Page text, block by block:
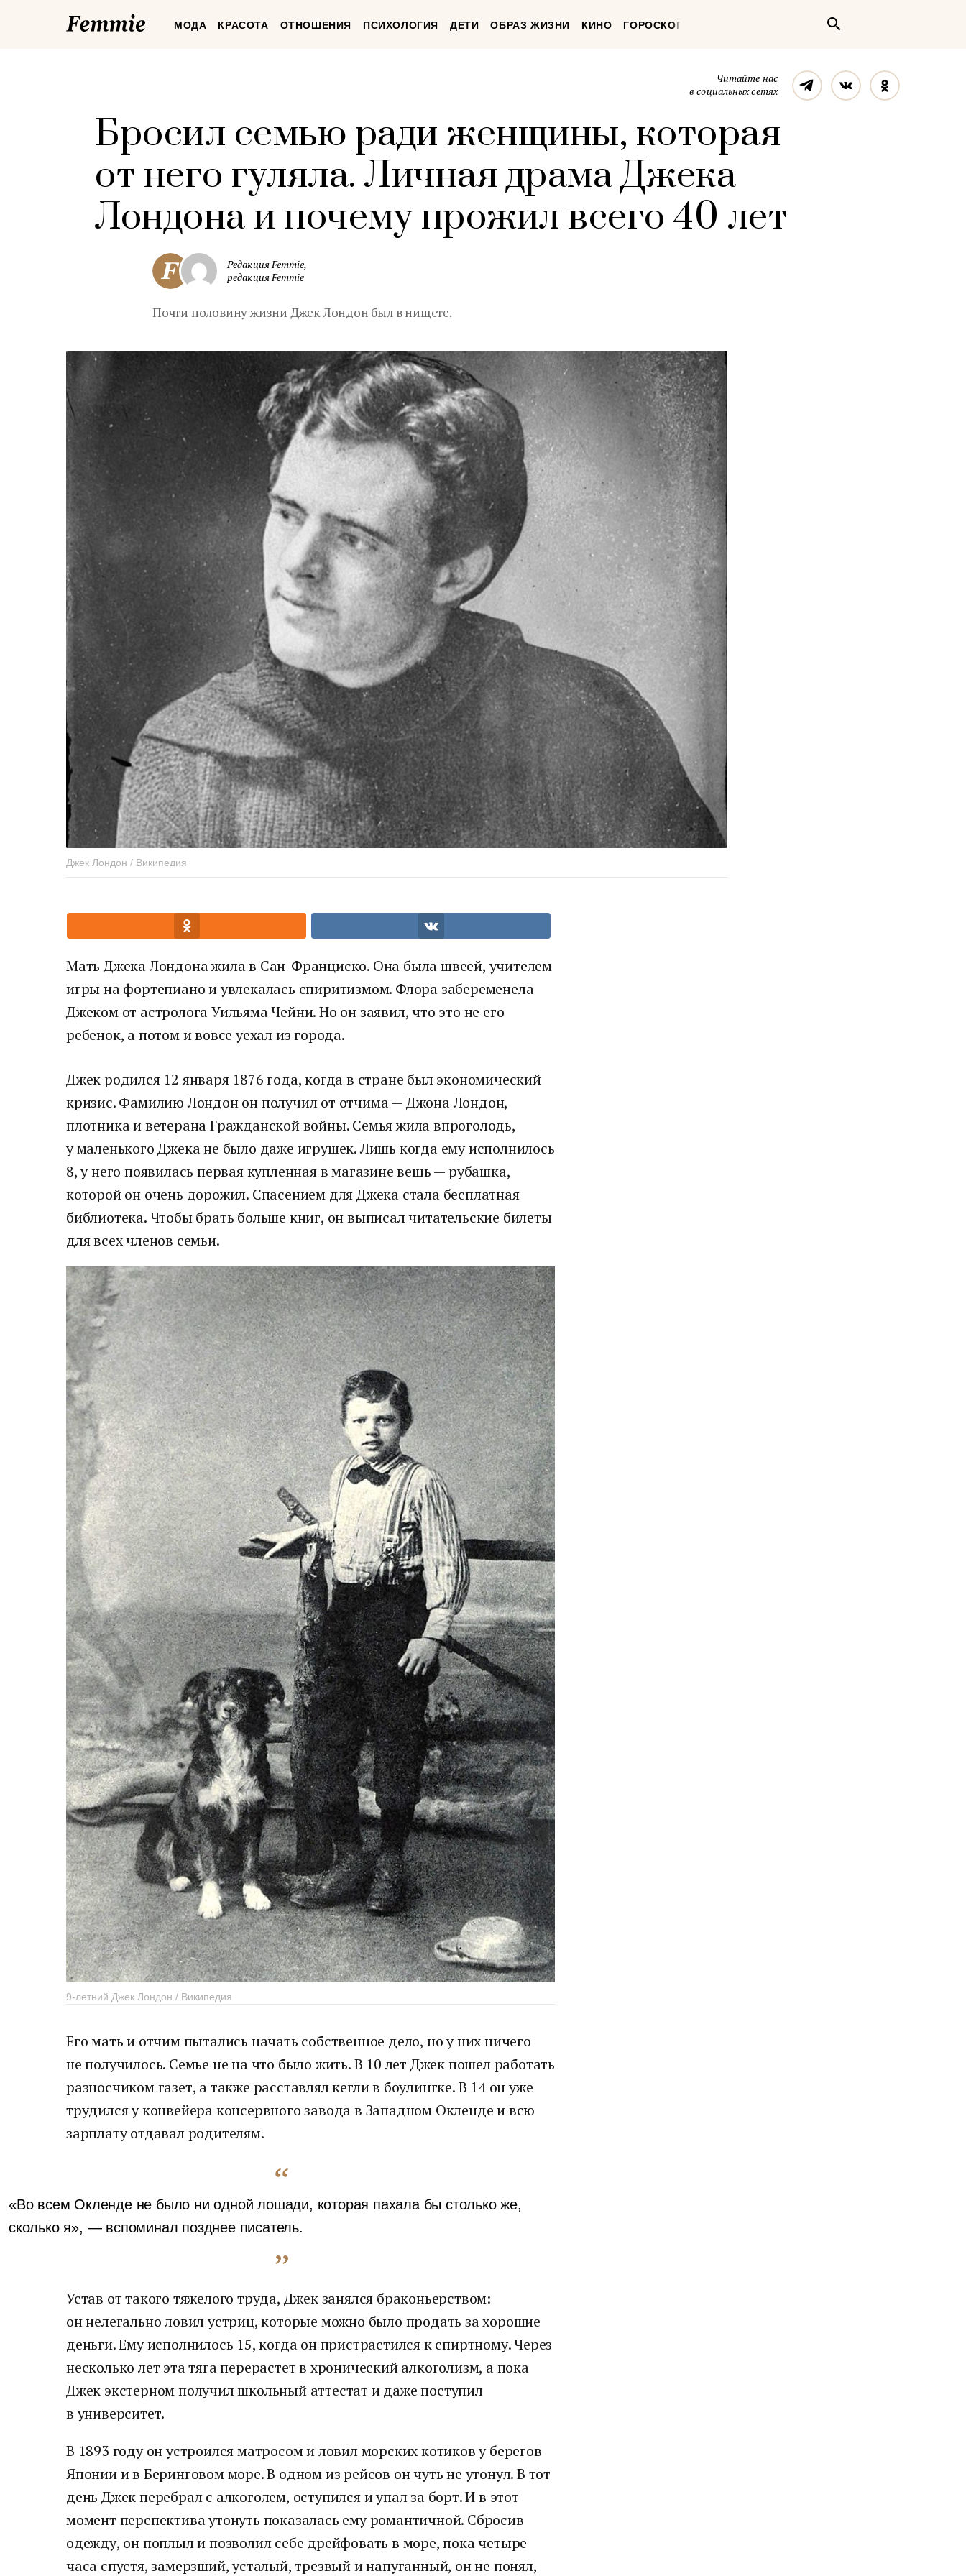
FemmieМОДА КРАСОТА ОТНОШЕНИЯ ПСИХОЛОГИЯ ДЕТИ ОБРАЗ ЖИЗНИ КИНО ГОРОСКОП
Читайте нас
в социальных сетях
ТелеграмВконтакте
Бросил семью ради женщины, которая
от него гуляла. Личная драма Джека
Лондона и почему прожил всего 40 лет
Редакция Femmie,
редакция Femmie
Почти половину жизни Джек Лондон был в нищете.
Джек Лондон / Википедия
Мать Джека Лондона жила в Сан-Франциско. Она была швеей, учителем
игры на фортепиано и увлекалась спиритизмом. Флора забеременела
Джеком от астролога Уильяма Чейни. Но он заявил, что это не его
ребенок, а потом и вовсе уехал из города.
Джек родился 12 января 1876 года, когда в стране был экономический
кризис. Фамилию Лондон он получил от отчима — Джона Лондон,
плотника и ветерана Гражданской войны. Семья жила впроголодь,
у маленького Джека не было даже игрушек. Лишь когда ему исполнилось
8, у него появилась первая купленная в магазине вещь — рубашка,
которой он очень дорожил. Спасением для Джека стала бесплатная
библиотека. Чтобы брать больше книг, он выписал читательские билеты
для всех членов семьи.
9-летний Джек Лондон / Википедия
Его мать и отчим пытались начать собственное дело, но у них ничего
не получилось. Семье не на что было жить. В 10 лет Джек пошел работать
разносчиком газет, а также расставлял кегли в боулингке. В 14 он уже
трудился у конвейера консервного завода в Западном Окленде и всю
зарплату отдавал родителям.
«Во всем Окленде не было ни одной лошади, которая пахала бы столько же,
сколько я», — вспоминал позднее писатель.
Устав от такого тяжелого труда, Джек занялся браконьерством:
он нелегально ловил устриц, которые можно было продать за хорошие
деньги. Ему исполнилось 15, когда он пристрастился к спиртному. Через
несколько лет эта тяга перерастет в хронический алкоголизм, а пока
Джек экстерном получил школьный аттестат и даже поступил
в университет.
В 1893 году он устроился матросом и ловил морских котиков у берегов
Японии и в Беринговом море. В одном из рейсов он чуть не утонул. В тот
день Джек перебрал с алкоголем, оступился и упал за борт. И в этот
момент перспектива утонуть показалась ему романтичной. Сбросив
одежду, он поплыл и позволил себе дрейфовать в море, пока четыре
часа спустя, замерзший, усталый, трезвый и напуганный, он не понял,